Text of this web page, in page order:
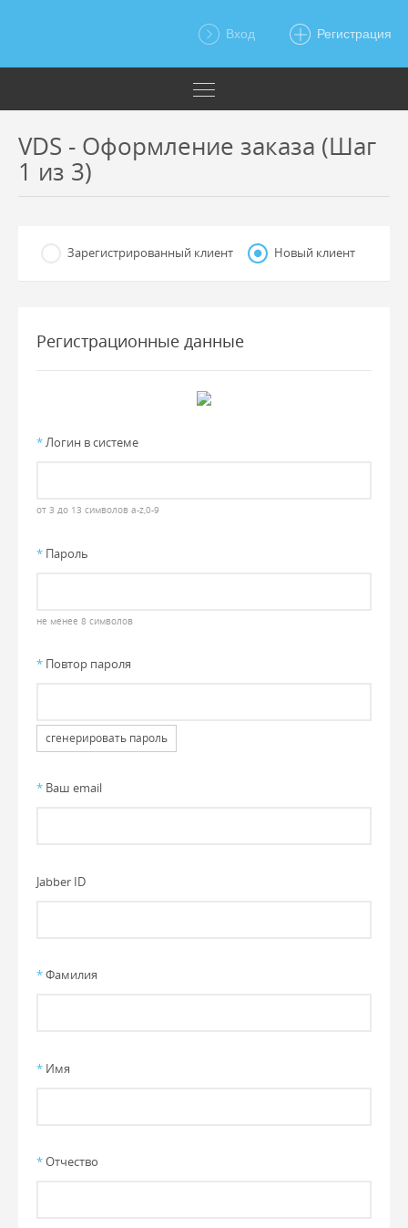
Вход Регистрация
VDS - Оформление заказа (Шаг
1 из 3)
Зарегистрированный клиент Новый клиент
Регистрационные данные
*Логин в системе
от 3 до 13 символов a-z,0-9
* Пароль
не менее 8 символов
* Повтор пароля
сгенерировать пароль
* Ваш email
Jabber ID
*Фамилия
* Имя
*Отчество